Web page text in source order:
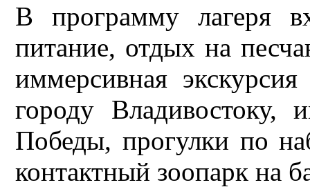
В программу лагеря
питание, отдых на
иммерсивная
городу Владивостоку,
Победы, прогулки по
контактный зоопарк на